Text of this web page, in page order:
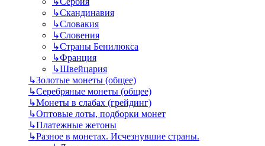
↳Скандинавия
↳Словакия
↳Словения
↳Страны Бенилюкса
↳Франция
↳Швейцария
↳Золотые монеты (общее)
↳Серебряные монеты (общее)
↳Монеты в слабах (грейдинг)
↳Оптовые лоты, подборки монет
↳Платежные жетоны
↳Разное в монетах. Исчезнувшие страны.